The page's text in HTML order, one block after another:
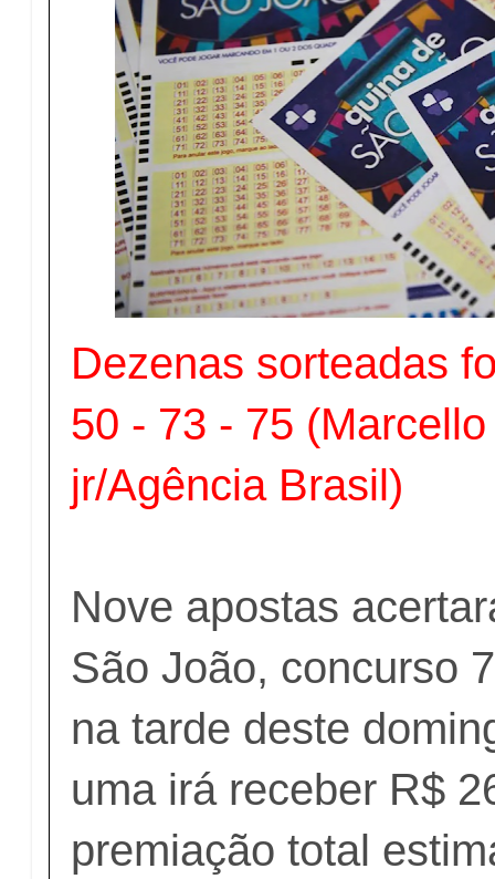
Dezenas sorteadas
50 - 73 - 75
jr/Agência Brasil)
Nove apostas
São João, concurso
na tarde deste
uma irá receber R$
premiação total